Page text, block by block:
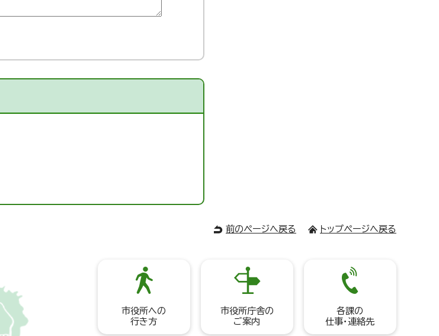
前のページへ戻る トップページへ戻る
市役所への
行き方
市役所庁舎の
ご案内
各課の
仕事・連絡先